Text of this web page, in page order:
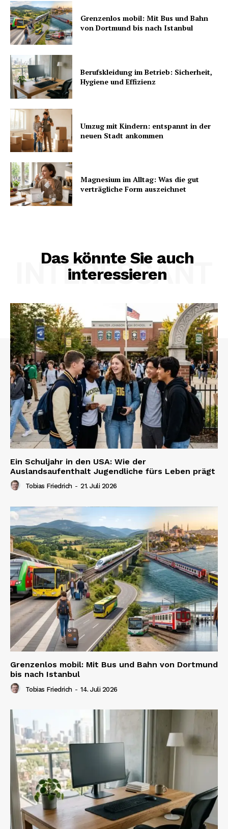
Grenzenlos mobil: Mit Bus und Bahn
von Dortmund bis nach Istanbul
Berufskleidung im Betrieb: Sicherheit,
Hygiene und Effizienz
Umzug mit Kindern: entspannt in der
neuen Stadt ankommen
Magnesium im Alltag: Was die gut
verträgliche Form auszeichnet
Das könnte Sie auch
interessieren
INTERESSANT
Ein Schuljahr in den USA: Wie der
Auslandsaufenthalt Jugendliche fürs Leben prägt
Tobias Friedrich - 21. Juli 2026
Grenzenlos mobil: Mit Bus und Bahn von Dortmund
bis nach Istanbul
Tobias Friedrich - 14. Juli 2026